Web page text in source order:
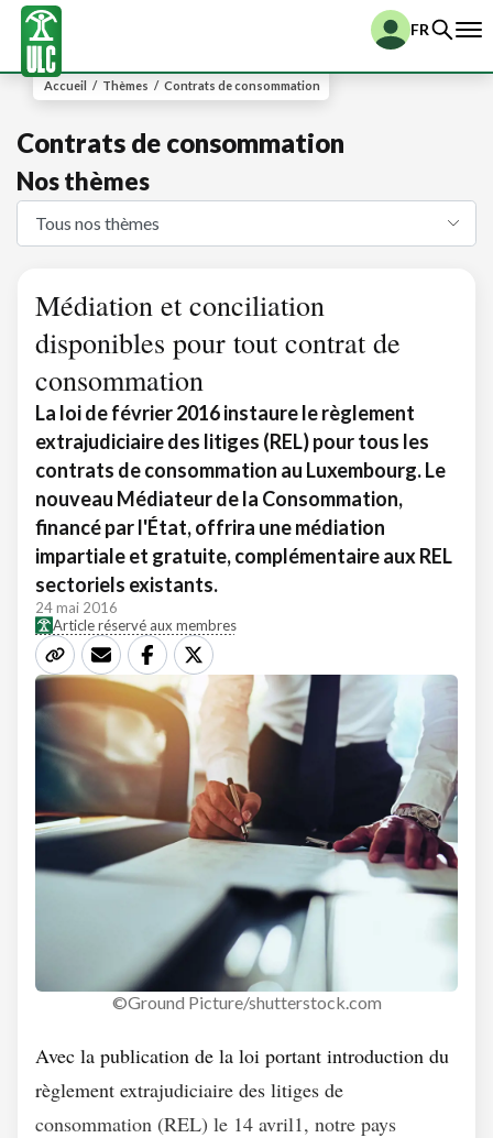
FR
Accueil / Thèmes / Contrats de consommation
Contrats de consommation
Nos thèmes
Médiation et conciliation
disponibles pour tout contrat de
consommation
La loi de février 2016 instaure le règlement
extrajudiciaire des litiges (REL) pour tous les
contrats de consommation au Luxembourg. Le
nouveau Médiateur de la Consommation,
financé par l'État, offrira une médiation
impartiale et gratuite, complémentaire aux REL
sectoriels existants.
24 mai 2016
Article réservé aux membres
©Ground Picture/shutterstock.com
Avec la publication de la loi portant introduction du
règlement extrajudiciaire des litiges de
consommation (REL) le 14 avril1, notre pays